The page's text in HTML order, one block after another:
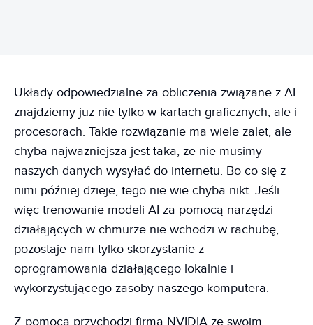
Układy odpowiedzialne za obliczenia związane z AI
znajdziemy już nie tylko w kartach graficznych, ale i
procesorach. Takie rozwiązanie ma wiele zalet, ale
chyba najważniejsza jest taka, że nie musimy
naszych danych wysyłać do internetu. Bo co się z
nimi później dzieje, tego nie wie chyba nikt. Jeśli
więc trenowanie modeli AI za pomocą narzędzi
działających w chmurze nie wchodzi w rachubę,
pozostaje nam tylko skorzystanie z
oprogramowania działającego lokalnie i
wykorzystującego zasoby naszego komputera.
Z pomocą przychodzi firma NVIDIA ze swoim